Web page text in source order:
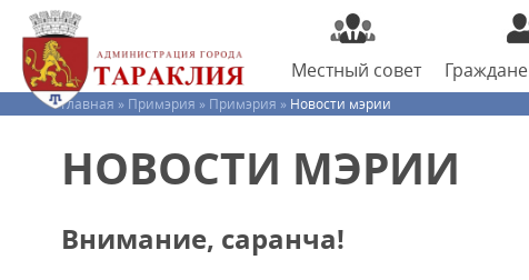
Местный совет Граждане
Главная » Примэрия » Примэрия » Новости мэрии
НОВОСТИ МЭРИИ
Внимание, саранча!